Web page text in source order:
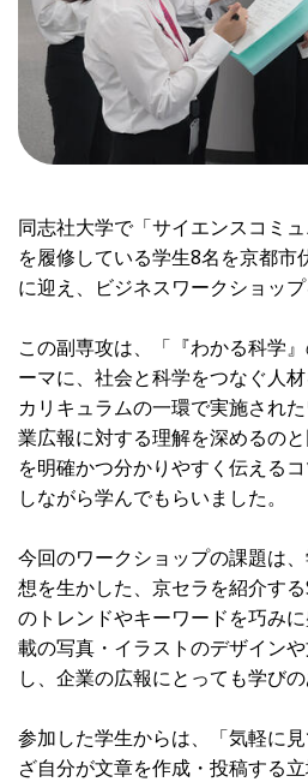
同志社大学で「サイエンスコミ
を履修している学生8名を京都市
に迎え、ビジネスワークショップ
この副専攻は、「『わかる科学
ーマに、社会と科学をつなぐ人
カリキュラムの一環で実施され
業広報に対する理解を深めるの
を明確かつ分かりやすく伝える
しながら学んでもらいました。
今回のワークショップの課題は
想を生かした、京セラを紹介す
のトレンドやキーワードを巧み
載の写真・イラストのデザイン
し、企業の広報にとっても学び
参加した学生からは、「気軽に
ざ自分が文章を作成・投稿する